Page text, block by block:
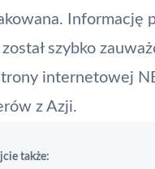
Informację
szybko
internetowej
z Azji.
także: